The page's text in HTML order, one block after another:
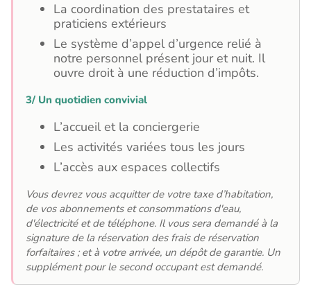
La coordination des prestataires et
praticiens extérieurs
Le système d’appel d’urgence relié à
notre personnel présent jour et nuit. Il
ouvre droit à une réduction d’impôts.
3/ Un quotidien convivial
L’accueil et la conciergerie
Les activités variées tous les jours
L’accès aux espaces collectifs
Vous devrez vous acquitter de votre taxe d’habitation,
de vos abonnements et consommations d'eau,
d'électricité et de téléphone. Il vous sera demandé à la
signature de la réservation des frais de réservation
forfaitaires ; et à votre arrivée, un dépôt de garantie. Un
supplément pour le second occupant est demandé.